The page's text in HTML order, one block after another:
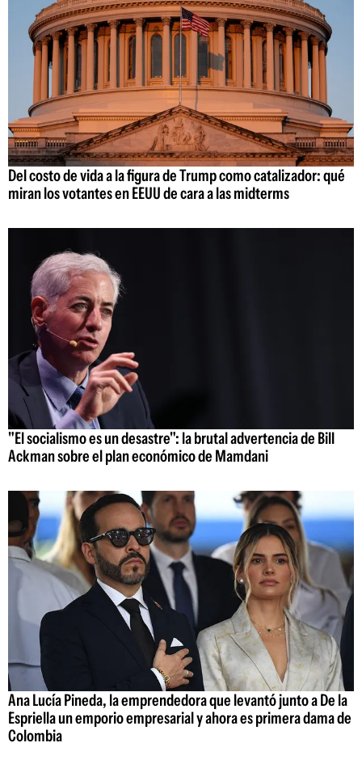
Del costo de vida a la figura de Trump como catalizador: qué
miran los votantes en EEUU de cara a las midterms
"El socialismo es un desastre": la brutal advertencia de Bill
Ackman sobre el plan económico de Mamdani
Ana Lucía Pineda, la emprendedora que levantó junto a De la
Espriella un emporio empresarial y ahora es primera dama de
Colombia